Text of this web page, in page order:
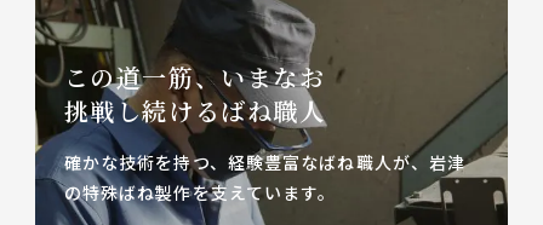
この道一筋、いまなお
挑戦し続けるばね職人
確かな技術を持つ、経験豊富なばね職人が、岩津
の特殊ばね製作を支えています。